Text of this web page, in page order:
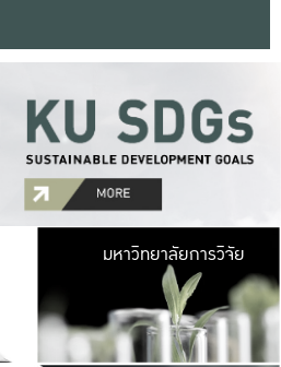
มหาวิ
มีพื้นที่เขียวสดใส
เป็นป่าในเมือง เกษต
มหาวิทยาลัยการวิจัย